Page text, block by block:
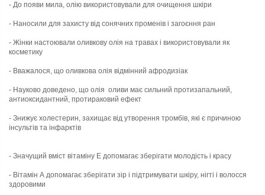
- До появи мила, олію використовували для очищення шкіри
- Наносили для захисту від сонячних променів і загоєння ран
- Жінки настоювали оливкову олія на травах і використовували як
косметику
- Вважалося, що оливкова олія відмінний афродизіак
- Науково доведено, що олія оливи має сильний протизапальний,
антиоксидантний, протираковий ефект
- Знижує холестерин, захищає від утворення тромбів, які є причиною
інсультів та інфарктів
- Значущий вміст вітаміну Е допомагає зберігати молодість і красу
- Вітамін А допомагає зберігати зір і підтримувати шкіру, нігті і волосся
здоровими